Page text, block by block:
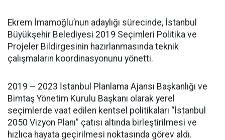
Ekrem İmamoğlu’nun adaylığı sürecinde, İstanbul
Büyükşehir Belediyesi 2019 Seçimleri Politika ve
Projeler Bildirgesinin hazırlanmasında teknik
çalışmaların koordinasyonunu yönetti.
2019 – 2023 İstanbul Planlama Ajansı Başkanlığı ve
Bimtaş Yönetim Kurulu Başkanı olarak yerel
seçimlerde vaat edilen kentsel politikaları “İstanbul
2050 Vizyon Planı” çatısı altında birleştirilmesi ve
hızlıca hayata geçirilmesi noktasında görev aldı.